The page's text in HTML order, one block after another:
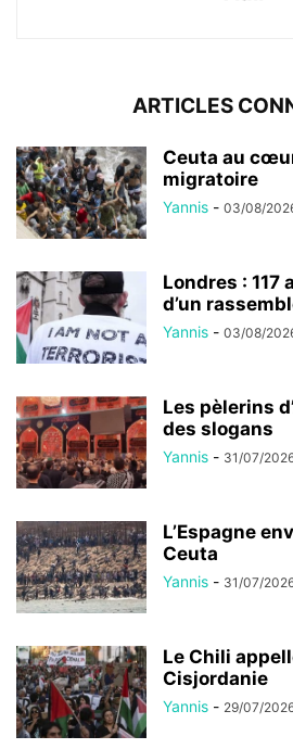
ARTICLES
Ceuta au
migratoire
Yannis - 03/08/
Londres :
d’un
Yannis - 03/08/
Les pèlerins
des slogans
Yannis - 31/07/
L’Espagne
Ceuta
Yannis - 31/07/
Le Chili
Cisjordanie
Yannis - 29/07/